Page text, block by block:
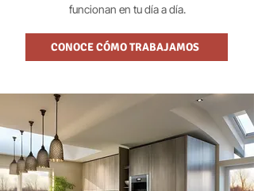
funcionan en tu día a día.
CONOCE CÓMO TRABAJAMOS